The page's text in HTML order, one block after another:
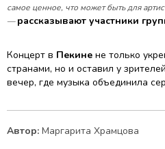
самое ценное, что может быть для
—рассказывают участники
Концерт в Пекине не только
странами, но и оставил у
вечер, где музыка объединила
Автор: Маргарита Храмцова